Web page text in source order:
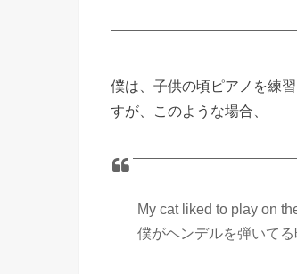
僕は、子供の頃ピアノを練
すが、このような場合、
My cat liked to play on
僕がヘンデルを弾いて